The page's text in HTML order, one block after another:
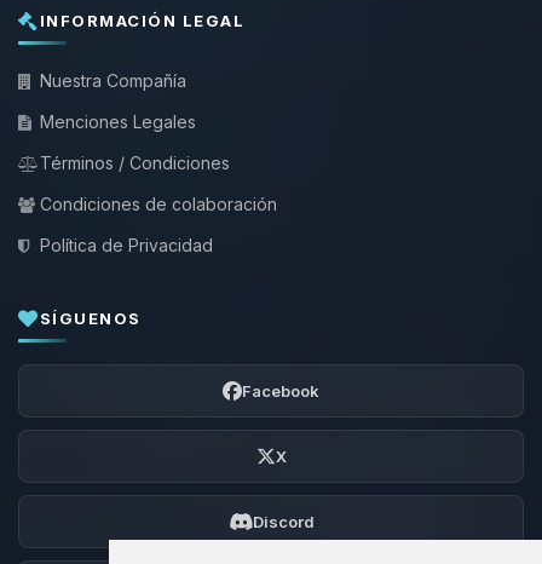
INFORMACIÓN LEGAL
Nuestra Compañía
Menciones Legales
Términos / Condiciones
Condiciones de colaboración
Política de Privacidad
SÍGUENOS
Facebook
X
Discord